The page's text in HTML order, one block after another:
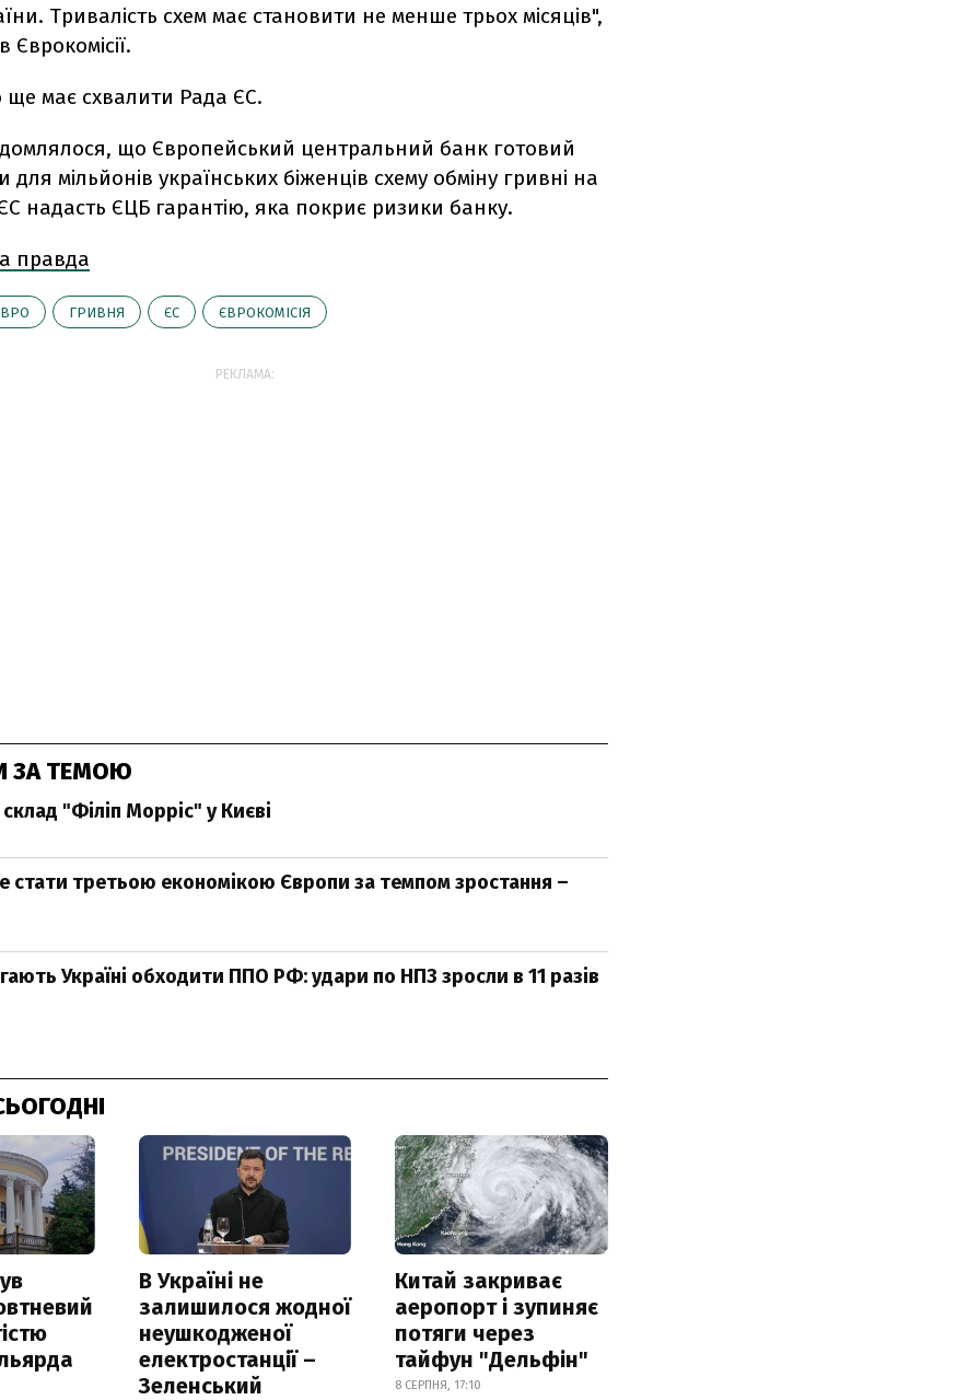
Тривалість схем має становити не менше трьох місяців",
ще має схвалити Рада ЄС.
що Європейський центральний банк готовий
для мільйонів українських біженців схему обміну гривні на
надасть ЄЦБ гарантію, яка покриє ризики банку.
правда
ГРИВНЯ ЄС ЄВРОКОМІСІЯ
РЕКЛАМА:
ЗА ТЕМОЮ
"Філіп Морріс" у Києві
стати третьою економікою Європи за темпом зростання –
Україні обходити ППО РФ: удари по НПЗ зросли в 11 разів
В Україні не
залишилося жодної
неушкодженої
електростанції –
Зеленський
Китай закриває
аеропорт і зупиняє
потяги через
тайфун "Дельфін"
8 СЕРПНЯ, 17:10